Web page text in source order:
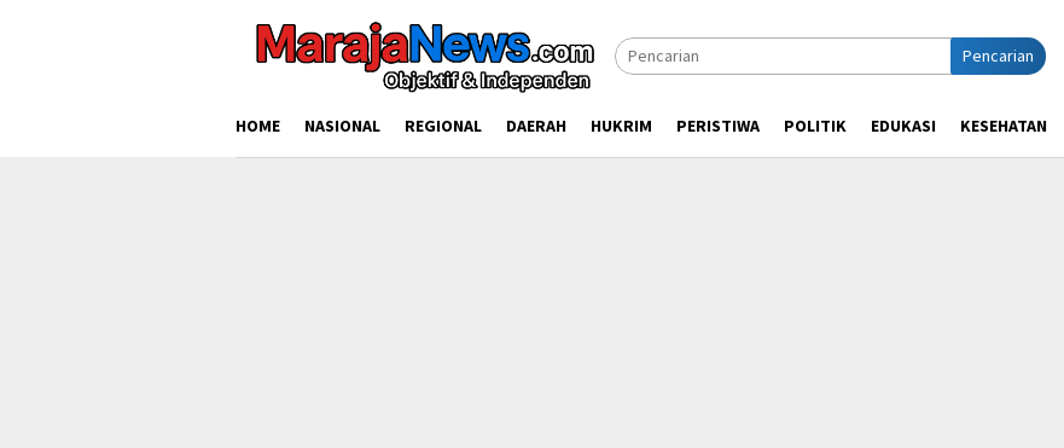
Pencarian
HOME NASIONAL REGIONAL DAERAH HUKRIM PERISTIWA POLITIK EDUKASI KESEHATAN